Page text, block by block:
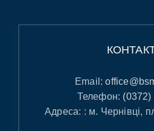
Email:
Телефон: (0372)
Адреса: : м. Чернівці,